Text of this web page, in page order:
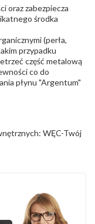
oraz zabezpiecza
środka
(perła,
przypadku
część metalową
co do
płynu "Argentum"
WĘC-Twój